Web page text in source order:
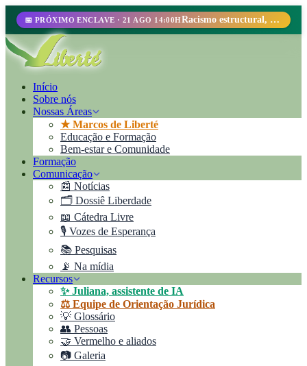
📅 PRÓXIMO ENCLAVE · 21 AGO 14:00H Racismo estructural, perfilamiento racial y abolicionismo carcelario.
Início
Sobre nós
Nossas Áreas
★ Marcos de Liberté
Educação e Formação
Bem-estar e Comunidade
Formação
Comunicação
📰 Notícias
🗂️ Dossiê Liberdade
📖 Cátedra Livre
🎙️ Vozes de Esperança
📚 Pesquisas
📡 Na mídia
Recursos
✨ Juliana, assistente de IA
⚖️ Equipe de Orientação Jurídica
💡 Glossário
👥 Pessoas
🤝 Vermelho e aliados
📷 Galeria